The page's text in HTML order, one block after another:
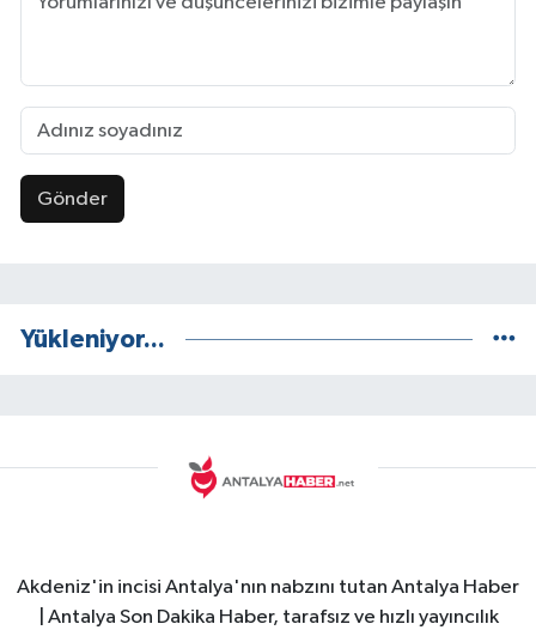
Gönder
Yükleniyor...
Akdeniz'in incisi Antalya'nın nabzını tutan Antalya Haber
| Antalya Son Dakika Haber, tarafsız ve hızlı yayıncılık